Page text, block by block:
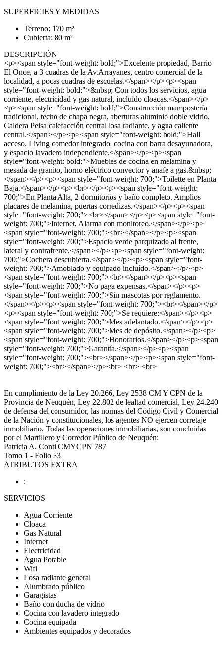
SUPERFICIES Y MEDIDAS
Terreno: 170 m²
Cubierta: 80 m²
DESCRIPCIÓN
<p><span style="font-weight: bold;">Excelente propiedad, Barrio
El Once, a 3 cuadras de la Av.Arrayanes, centro comercial de la
localidad, a pocas cuadras de escuelas.</span></p><p><span
style="font-weight: bold;">&nbsp; Con todos los servicios, agua
corriente, electricidad y gas natural, incluído cloacas.</span></p>
<p><span style="font-weight: bold;">Construcción mampostería
tradicional, techo de chapa negra, aberturas aluminio doble vidrio,
Caldera Peisa calefacción central losa radiante, y agua caliente
central.</span></p><p><span style="font-weight: bold;">Hall
acceso. Living comedor integrado, cocina con barra desayunadora,
y espacio lavadero independiente.</span></p><p><span
style="font-weight: bold;">Muebles de cocina en melamina y
mesada de granito, horno eléctrico convector y anafe a gas.&nbsp;
</span></p><p><span style="font-weight: 700;">Toilette en Planta
Baja.</span></p><p><br></p><p><span style="font-weight:
700;">En Planta Alta, 2 dormitorios y baño completo. Amplios
placares de melamina, puertas corredizas.</span></p><p><span
style="font-weight: 700;"><br></span></p><p><span style="font-
weight: 700;">Internet, Alarma con monitoreo.</span></p><p>
<span style="font-weight: 700;"><br></span></p><p><span
style="font-weight: 700;">Espacio verde parquizado al frente,
lateral y contrafrente.</span></p><p><span style="font-weight:
700;">Cochera descubierta.</span></p><p><span style="font-
weight: 700;">Amoblado y equipado incluído.</span></p><p>
<span style="font-weight: 700;"><br></span></p><p><span
style="font-weight: 700;">No paga expensas.</span></p><p>
<span style="font-weight: 700;">Sin mascotas por reglamento.
</span></p><p><span style="font-weight: 700;"><br></span></p>
<p><span style="font-weight: 700;">Se requiere:</span></p><p>
<span style="font-weight: 700;">Mes adelantado.</span></p><p>
<span style="font-weight: 700;">Mes de depósito.</span></p><p>
<span style="font-weight: 700;">Honorarios.</span></p><p><span
style="font-weight: 700;">Garantía.</span></p><p><span
style="font-weight: 700;"><br></span></p><p><span style="font-
weight: 700;"><br></span></p><br> <br> <br>
En cumplimiento de la Ley 20.266, Ley 2538 CM Y CPN de la
Provincia de Neuquén, Ley 22.802 de lealtad comercial, Ley 24.240
de defensa del consumidor, las normas del Código Civil y Comercial
de la Nación y constitucionales, los agentes NO ejercen corretaje
inmobiliario. Todas las operaciones inmobiliarias, son concluidas
por el Martillero y Corredor Público de Neuquén:
Patricia A. Conti CMYCPN 787
Tomo 1 - Folio 33
ATRIBUTOS EXTRA
:
SERVICIOS
Agua Corriente
Cloaca
Gas Natural
Internet
Electricidad
Agua Potable
Wifi
Losa radiante general
Alumbrado público
Garagistas
Baño con ducha de vidrio
Cocina con lavadero integrado
Cocina equipada
Ambientes equipados y decorados